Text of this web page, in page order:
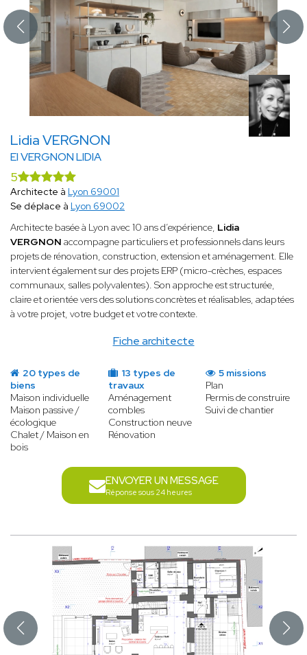
Lidia VERGNON
EI VERGNON LIDIA
Fiche architecte
5
Architecte à Lyon 69001
Se déplace à Lyon 69002
Architecte basée à Lyon avec 10 ans d’expérience, Lidia
VERGNON accompagne particuliers et professionnels dans leurs
projets de rénovation, construction, extension et aménagement. Elle
intervient également sur des projets ERP (micro-crèches, espaces
communaux, salles polyvalentes). Son approche est structurée,
claire et orientée vers des solutions concrètes et réalisables, adaptées
à votre projet, votre budget et votre contexte.
20 types de
biens
Maison individuelle
Maison passive /
écologique
Chalet / Maison en
bois
13 types de
travaux
Aménagement
combles
Construction neuve
Rénovation
5 missions
Plan
Permis de construire
Suivi de chantier
ENVOYER UN MESSAGE
Réponse sous 24 heures